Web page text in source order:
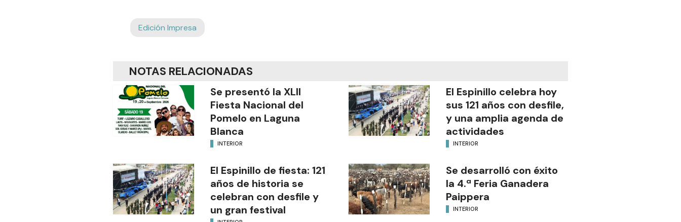
Edición Impresa
NOTAS RELACIONADAS
Se presentó la XLII
Fiesta Nacional del
Pomelo en Laguna
Blanca
INTERIOR
El Espinillo celebra hoy
sus 121 años con desfile,
y una amplia agenda de
actividades
INTERIOR
El Espinillo de fiesta: 121
años de historia se
celebran con desfile y
un gran festival
Se desarrolló con éxito
la 4.ª Feria Ganadera
Paippera
INTERIOR